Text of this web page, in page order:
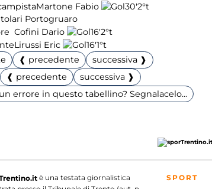
Martone Fabio
30'2°t
Portogruaro
Cofini Dario
16'2°t
Lirussi Eric
16'1°t
❰ precedente
successiva ❱
❰ precedente
successiva ❱
errore in questo tabellino? Segnalacelo...
è una testata giornalistica
SPORT